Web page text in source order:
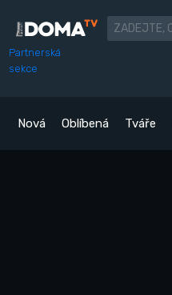
Partnerská
sekce
Nová Oblíbená Tváře